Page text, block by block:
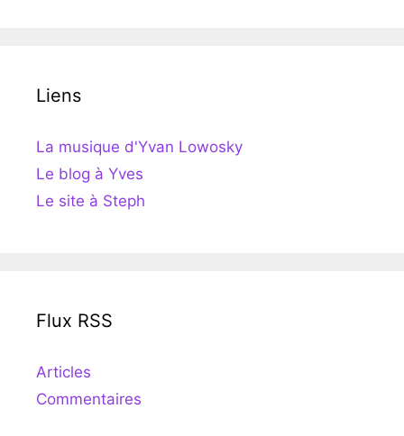
Liens
La musique d'Yvan Lowosky
Le blog à Yves
Le site à Steph
Flux RSS
Articles
Commentaires